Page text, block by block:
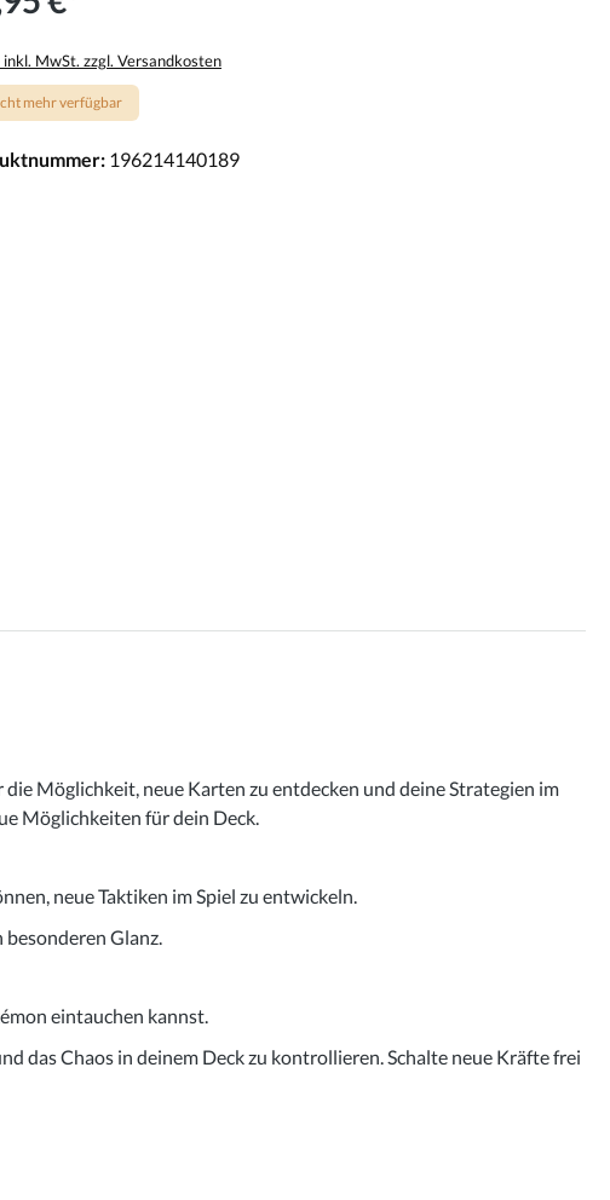
inkl. MwSt. zzgl. Versandkosten
mehr verfügbar
196214140189
Möglichkeit, neue Karten zu entdecken und deine Strategien im
Möglichkeiten für dein Deck.
neue Taktiken im Spiel zu entwickeln.
Glanz.
eintauchen kannst.
das Chaos in deinem Deck zu kontrollieren. Schalte neue Kräfte frei